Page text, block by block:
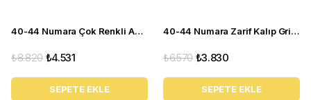
40-44 Numara Çok Renkli Abiye Kadın Stiletto Ayakkabı KDR1020
₺4.531
₺8.820
SEPETE EKLE
40-44 Numara Zarif Kalıp Gri Topuklu Kadın Ayakkabı KDR1001
₺3.830
₺6.570
SEPETE EKLE